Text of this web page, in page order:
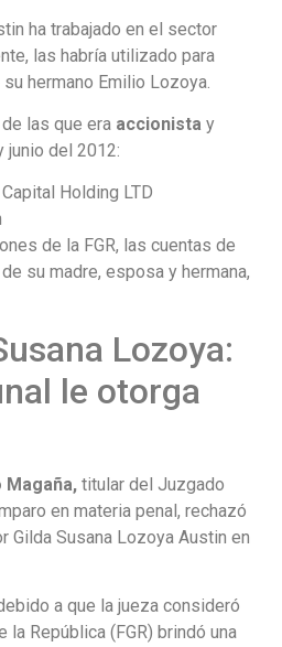
ha trabajado en el sector
las habría utilizado para
hermano Emilio Lozoya.
las que era accionista y
junio del 2012:
Holding LTD
de la FGR, las cuentas de
su madre, esposa y hermana,
Lozoya:
le otorga
Magaña, titular del Juzgado
en materia penal, rechazó
Gilda Susana Lozoya Austin en
a que la jueza consideró
la República (FGR) brindó una